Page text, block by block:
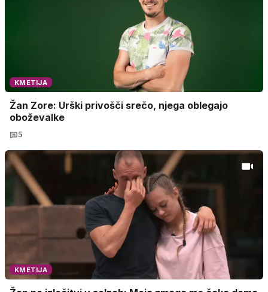
KMETIJA
Žan Zore: Urški privošči srečo, njega oblegajo
oboževalke
5
KMETIJA